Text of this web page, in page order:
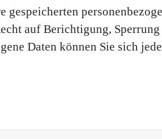
auf Berichtigung,
Daten können Sie sich